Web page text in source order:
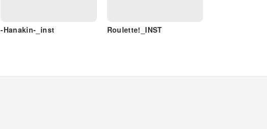
-Hanakin-_inst Roulette!_INST